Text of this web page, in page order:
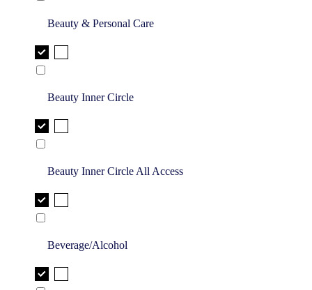
Beauty & Personal Care
Beauty Inner Circle
Beauty Inner Circle All Access
Beverage/Alcohol